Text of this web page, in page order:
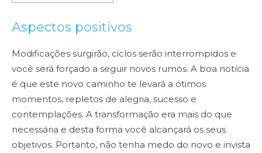
Aspectos positivos
Modificações surgirão, ciclos serão interrompidos e
você será forçado a seguir novos rumos. A boa notícia
é que este novo caminho te levará a ótimos
momentos, repletos de alegria, sucesso e
contemplações. A transformação era mais do que
necessária e desta forma você alcançará os seus
objetivos. Portanto, não tenha medo do novo e invista